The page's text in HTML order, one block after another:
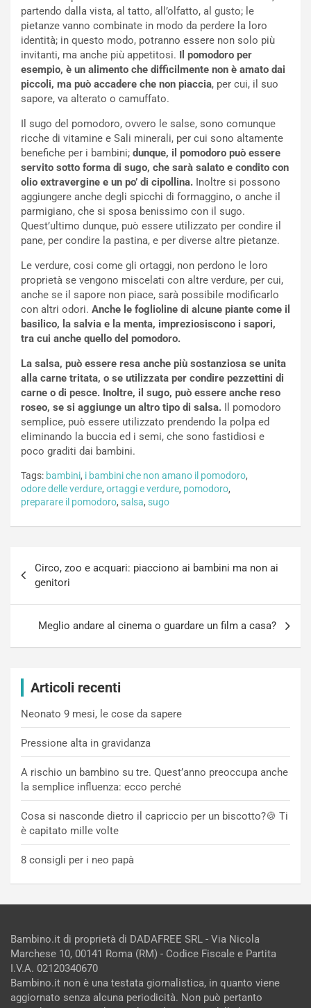
partendo dalla vista, al tatto, all’olfatto, al gusto; le
pietanze vanno combinate in modo da perdere la loro
identità; in questo modo, potranno essere non solo più
invitanti, ma anche più appetitosi. Il pomodoro per
esempio, è un alimento che difficilmente non è amato dai
piccoli, ma può accadere che non piaccia, per cui, il suo
sapore, va alterato o camuffato.
Il sugo del pomodoro, ovvero le salse, sono comunque
ricche di vitamine e Sali minerali, per cui sono altamente
benefiche per i bambini; dunque, il pomodoro può essere
servito sotto forma di sugo, che sarà salato e condito con
olio extravergine e un po’ di cipollina. Inoltre si possono
aggiungere anche degli spicchi di formaggino, o anche il
parmigiano, che si sposa benissimo con il sugo.
Quest’ultimo dunque, può essere utilizzato per condire il
pane, per condire la pastina, e per diverse altre pietanze.
Le verdure, cosi come gli ortaggi, non perdono le loro
proprietà se vengono miscelati con altre verdure, per cui,
anche se il sapore non piace, sarà possibile modificarlo
con altri odori. Anche le foglioline di alcune piante come il
basilico, la salvia e la menta, impreziosiscono i sapori,
tra cui anche quello del pomodoro.
La salsa, può essere resa anche più sostanziosa se unita
alla carne tritata, o se utilizzata per condire pezzettini di
carne o di pesce. Inoltre, il sugo, può essere anche reso
roseo, se si aggiunge un altro tipo di salsa. Il pomodoro
semplice, può essere utilizzato prendendo la polpa ed
eliminando la buccia ed i semi, che sono fastidiosi e
poco graditi dai bambini.
Tags: bambini, i bambini che non amano il pomodoro,
odore delle verdure, ortaggi e verdure, pomodoro,
preparare il pomodoro, salsa, sugo
articoli
Circo, zoo e acquari: piacciono ai bambini ma non ai
genitori
Meglio andare al cinema o guardare un film a casa?
Articoli recenti
Neonato 9 mesi, le cose da sapere
Pressione alta in gravidanza
A rischio un bambino su tre. Quest’anno preoccupa anche
la semplice influenza: ecco perché
Cosa si nasconde dietro il capriccio per un biscotto?🍪 Ti
è capitato mille volte
8 consigli per i neo papà
Bambino.it di proprietà di DADAFREE SRL - Via Nicola
Marchese 10, 00141 Roma (RM) - Codice Fiscale e Partita
I.V.A. 02120340670
Bambino.it non è una testata giornalistica, in quanto viene
aggiornato senza alcuna periodicità. Non può pertanto